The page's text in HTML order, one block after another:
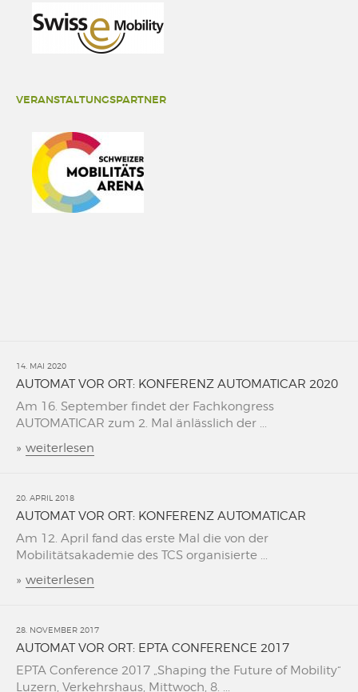
VERANSTALTUNGSPARTNER
14. MAI 2020
AUTOMAT VOR ORT: KONFERENZ AUTOMATICAR 2020
Am 16. September findet der Fachkongress
AUTOMATICAR zum 2. Mal änlässlich der ...
» weiterlesen
20. APRIL 2018
AUTOMAT VOR ORT: KONFERENZ AUTOMATICAR
Am 12. April fand das erste Mal die von der
Mobilitätsakademie des TCS organisierte ...
» weiterlesen
28. NOVEMBER 2017
AUTOMAT VOR ORT: EPTA CONFERENCE 2017
EPTA Conference 2017 „Shaping the Future of Mobility“
Luzern, Verkehrshaus, Mittwoch, 8. ...